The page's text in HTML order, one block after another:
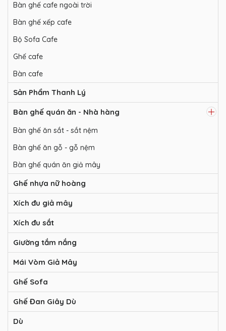
Bàn ghế cafe ngoài trời
Bàn ghế xếp cafe
Bộ Sofa Cafe
Ghế cafe
Bàn cafe
Sản Phẩm Thanh Lý
Bàn ghế quán ăn - Nhà hàng
Bàn ghế ăn sắt - sắt nệm
Bàn ghế ăn gỗ - gỗ nệm
Bàn ghế quán ăn giả mây
Ghế nhựa nữ hoàng
Xích đu giả mây
Xích đu sắt
Giường tắm nắng
Mái Vòm Giả Mây
Ghế Sofa
Ghế Đan Giây Dù
Dù